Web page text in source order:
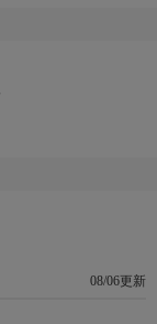
08/06更新